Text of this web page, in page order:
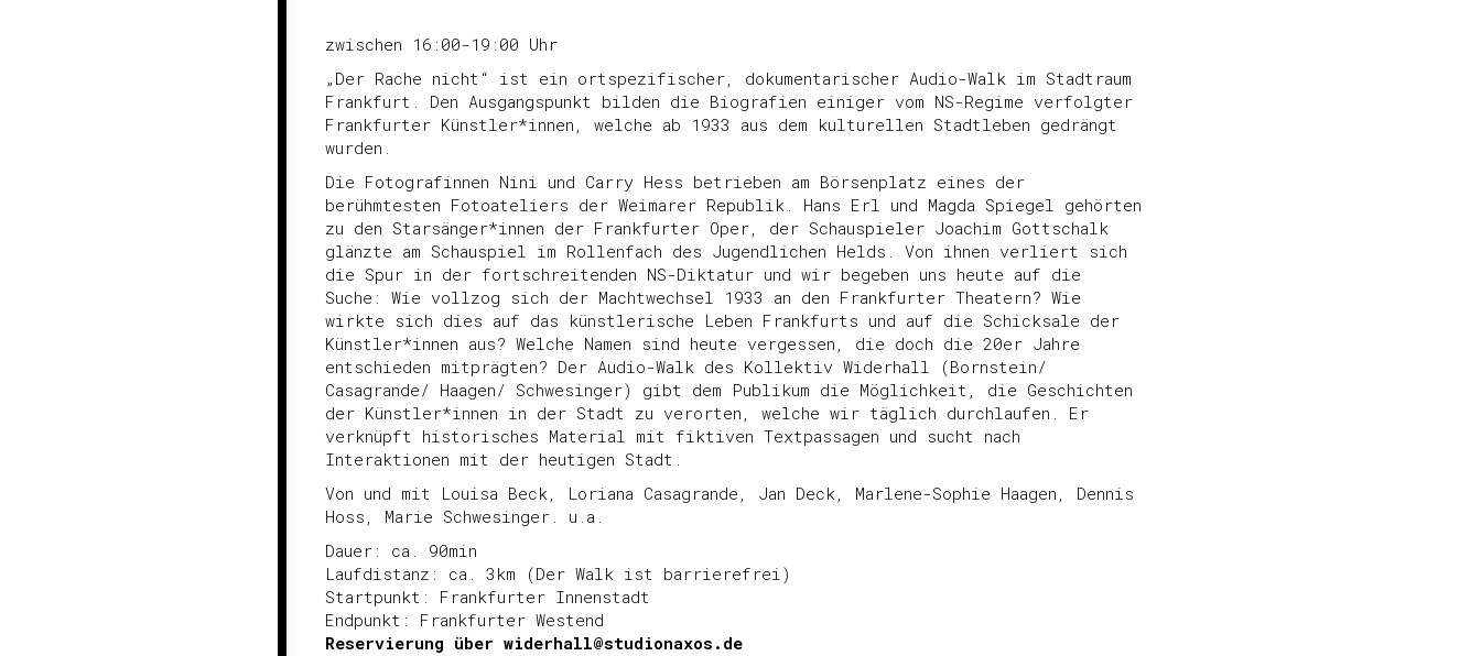
zwischen 16:00-19:00 Uhr
„Der Rache nicht“ ist ein ortspezifischer, dokumentarischer Audio-Walk im Stadtraum
Frankfurt. Den Ausgangspunkt bilden die Biografien einiger vom NS-Regime verfolgter
Frankfurter Künstler*innen, welche ab 1933 aus dem kulturellen Stadtleben gedrängt
wurden.
Die Fotografinnen Nini und Carry Hess betrieben am Börsenplatz eines der
berühmtesten Fotoateliers der Weimarer Republik. Hans Erl und Magda Spiegel gehörten
zu den Starsänger*innen der Frankfurter Oper, der Schauspieler Joachim Gottschalk
glänzte am Schauspiel im Rollenfach des Jugendlichen Helds. Von ihnen verliert sich
die Spur in der fortschreitenden NS-Diktatur und wir begeben uns heute auf die
Suche: Wie vollzog sich der Machtwechsel 1933 an den Frankfurter Theatern? Wie
wirkte sich dies auf das künstlerische Leben Frankfurts und auf die Schicksale der
Künstler*innen aus? Welche Namen sind heute vergessen, die doch die 20er Jahre
entschieden mitprägten? Der Audio-Walk des Kollektiv Widerhall (Bornstein/
Casagrande/ Haagen/ Schwesinger) gibt dem Publikum die Möglichkeit, die Geschichten
der Künstler*innen in der Stadt zu verorten, welche wir täglich durchlaufen. Er
verknüpft historisches Material mit fiktiven Textpassagen und sucht nach
Interaktionen mit der heutigen Stadt.
Von und mit Louisa Beck, Loriana Casagrande, Jan Deck, Marlene-Sophie Haagen, Dennis
Hoss, Marie Schwesinger. u.a.
Dauer: ca. 90min
Laufdistanz: ca. 3km (Der Walk ist barrierefrei)
Startpunkt: Frankfurter Innenstadt
Endpunkt: Frankfurter Westend
Reservierung über widerhall@studionaxos.de